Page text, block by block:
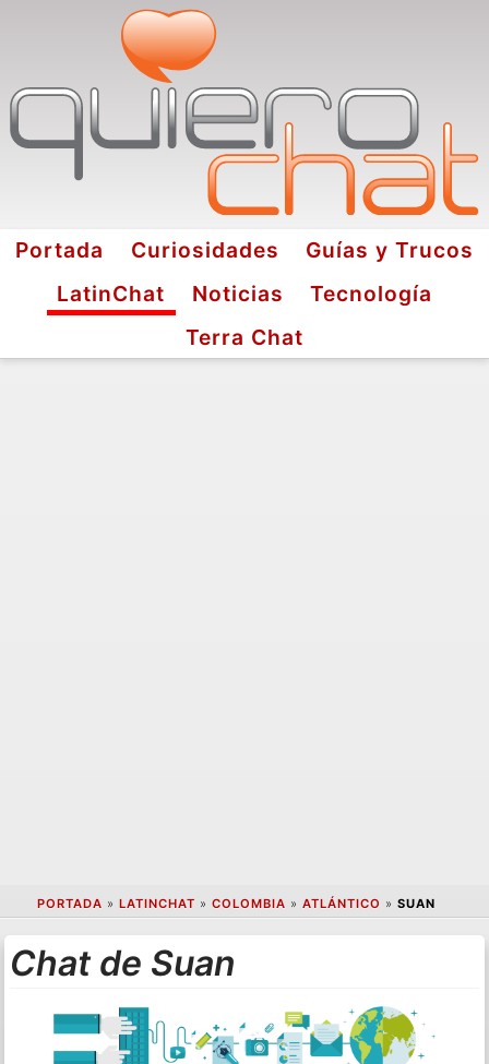
Portada Curiosidades
Guías y Trucos
LatinChat
Noticias
Tecnología
Terra Chat
PORTADA » LATINCHAT » COLOMBIA » ATLÁNTICO » SUAN
Chat de Suan